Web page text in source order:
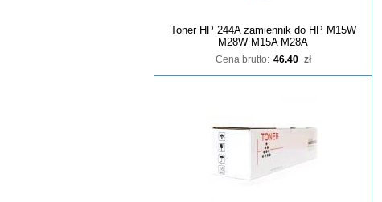
Toner HP 244A zamiennik do HP M15W
M28W M15A M28A
Cena brutto: 46.40 zł